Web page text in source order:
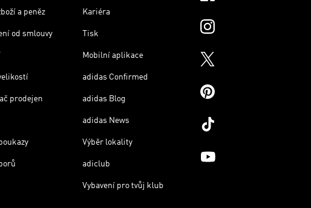
a peněz
od smlouvy
prodejen
Kariéra
Tisk
Mobilní aplikace
adidas Confirmed
adidas Blog
adidas News
Výběr lokality
adiclub
Vybavení pro tvůj klub